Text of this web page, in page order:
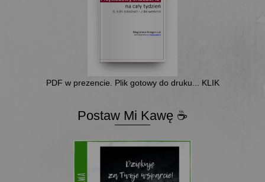
PDF w prezencie. Plik gotowy do druku... KLIK
Postaw Mi Kawę ☕